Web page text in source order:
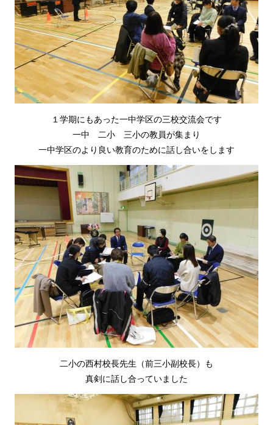
１学期にもあった一中学区の三校交流会です
一中 二小 三小の教員が集まり
一中学区のより良い教育のために話し合いをします
二小の西村校長先生（前三小副校長）も
真剣に話し合っていました